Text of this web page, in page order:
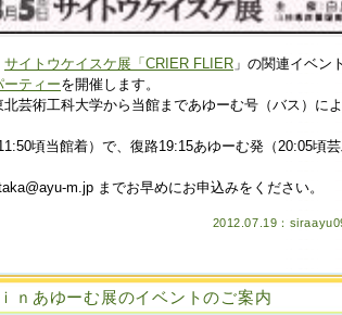
サイトウケイスケ展「CRIER FLIER 」の関連イベン
ーティーを開催します。
芸術工科大学から当館まであゆーむ号（バス）に
頃当館着）で、復路19:15あゆーむ発（20:05頃
m.jp までお早めにお申込みをください。
2012.07.19：
ｎあゆーむ展のイベントのご案内